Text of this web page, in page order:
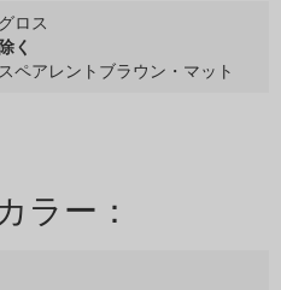
ロス
く
ペアレントブラウン・マット
ラー：